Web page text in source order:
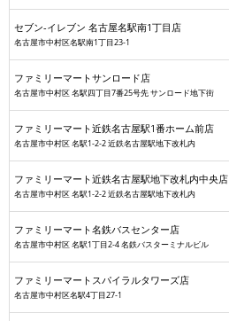
セブン‐イレブン 名古屋名駅南1丁目店
名古屋市中村区名駅南1丁目23-1
ファミリーマートサンロード店
名古屋市中村区 名駅四丁目7番25号先 サンロード地下街
ファミリーマート近鉄名古屋駅1番ホーム前店
名古屋市中村区 名駅1-2-2 近鉄名古屋駅地下改札内
ファミリーマート近鉄名古屋駅地下改札内中央店
名古屋市中村区 名駅1-2-2 近鉄名古屋駅地下改札内
ファミリーマート名鉄バスセンター店
名古屋市中村区 名駅1丁目2-4 名鉄バスターミナルビル
ファミリーマートスパイラルタワーズ店
名古屋市中村区名駅4丁目27-1